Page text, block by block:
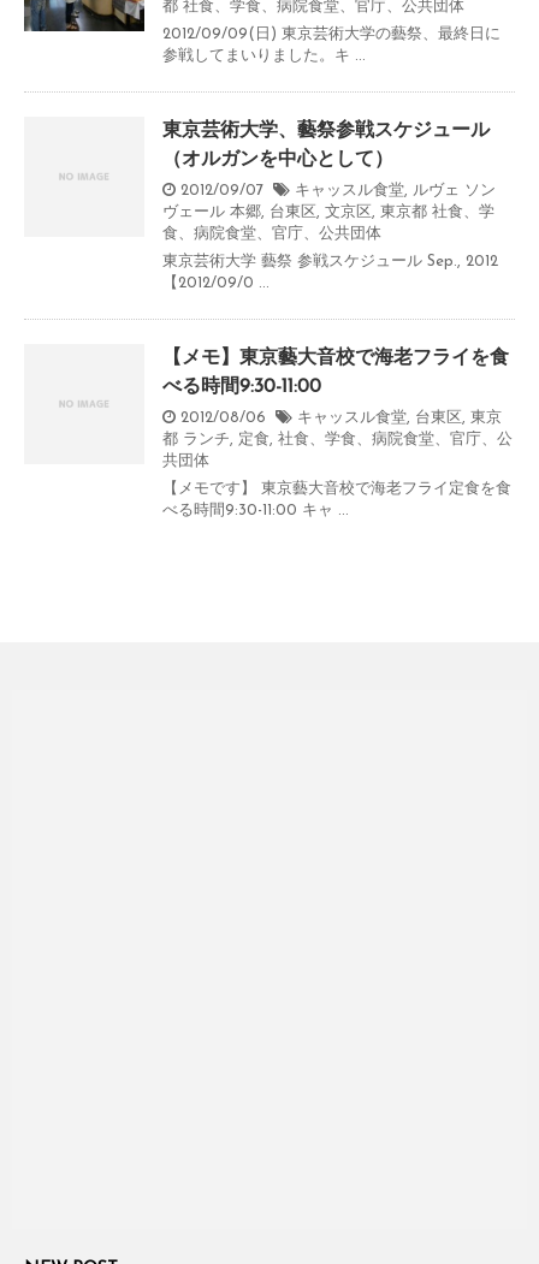
都 社食、学食、病院食堂、官庁、公共団体
2012/09/09(日) 東京芸術大学の藝祭、最終日に
参戦してまいりました。キ ...
東京芸術大学、藝祭参戦スケジュール
（オルガンを中心として）
2012/09/07 キャッスル食堂, ルヴェ ソン
ヴェール 本郷, 台東区 , 文京区 , 東京都 社食、学
食、病院食堂、官庁、公共団体
東京芸術大学 藝祭 参戦スケジュール Sep., 2012
【2012/09/0 ...
【メモ】東京藝大音校で海老フライを食
べる時間9:30-11:00
2012/08/06 キャッスル食堂, 台東区 , 東京
都 ランチ, 定食, 社食、学食、病院食堂、官庁、公
共団体
【メモです】 東京藝大音校で海老フライ定食を食
べる時間9:30-11:00 キャ ...